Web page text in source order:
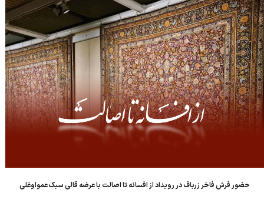
حضور فرش فاخر زرباف در رویداد از افسانه تا اصالت با عرضه قالی سبک عمواوغلی